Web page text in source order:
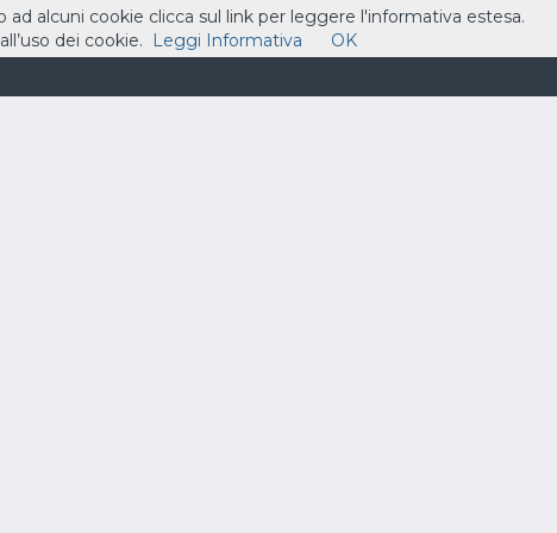
ASSISTENZA CONTATTI CARRELLO
alcuni cookie clicca sul link per leggere l'informativa estesa.
dei cookie.
Leggi Informativa OK